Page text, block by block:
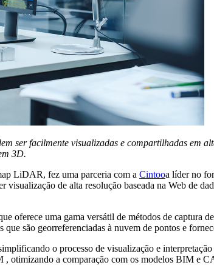
ser facilmente visualizadas e compartilhadas em
3D.
LiDAR, fez uma parceria com a Cintooa líder no
visualização de alta resolução baseada na Web de
uma gama versátil de métodos de captura
são georreferenciadas à nuvem de pontos e
o processo de visualização e
otimizando a comparação com os modelos BIM e